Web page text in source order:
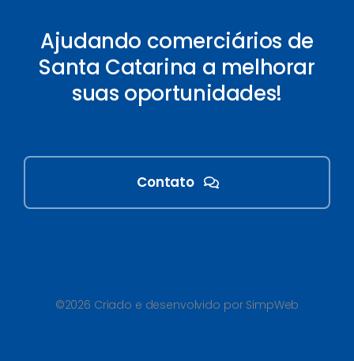
Ajudando comerciários de
Santa Catarina a melhorar
suas oportunidades!
Contato
©2026 Criado e desenvolvido por SimpWeb